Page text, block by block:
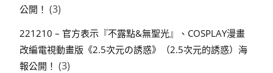
公開！ (3)
221210 – 官方表示『不露點&無聖光』、COSPLAY漫畫
改編電視動畫版《2.5次元の誘惑》（2.5次元的誘惑）海
報公開！ (3)